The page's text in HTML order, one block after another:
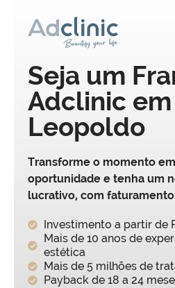
Seja um
Adclinic em
Leopoldo
Transforme o momento
oportunidade e tenha um
lucrativo, com faturamento
Investimento a partir de
Mais de 10 anos de
estética
Mais de 5 milhões de
Payback de 18 a 24